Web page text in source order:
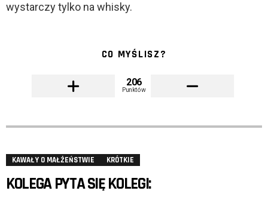
wystarczy tylko na whisky.
CO MYŚLISZ?
206
Punktów
KAWAŁY O MAŁŻEŃSTWIE KRÓTKIE
KOLEGA PYTA SIĘ KOLEGI: